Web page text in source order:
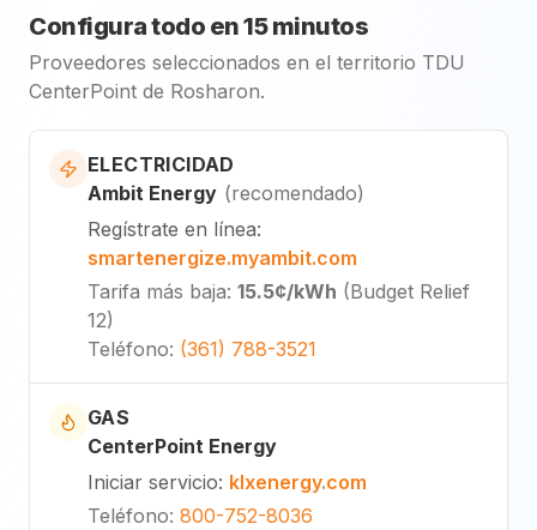
Configura todo en 15 minutos
Proveedores seleccionados en el territorio TDU
CenterPoint de Rosharon.
ELECTRICIDAD
Ambit Energy (recomendado)
Regístrate en línea:
smartenergize.myambit.com
Tarifa más baja: 15.5¢/kWh (Budget Relief
12)
Teléfono: (361) 788-3521
GAS
CenterPoint Energy
Iniciar servicio: klxenergy.com
Teléfono: 800-752-8036